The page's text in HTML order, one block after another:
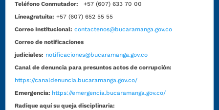
Teléfono Conmutador:
+57 (607) 633 70 00
Líneagratuita: +57 (607) 652 55 55
Correo Institucional: contactenos@bucaramanga.gov.co
Correo de notificaciones
judiciales: notificaciones@bucaramanga.gov.co
Canal de denuncia para presuntos actos de corrupción:
https://canaldenuncia.bucaramanga.gov.co/
Emergencia: https://emergencia.bucaramanga.gov.co/
Radique aquí su queja disciplinaria: